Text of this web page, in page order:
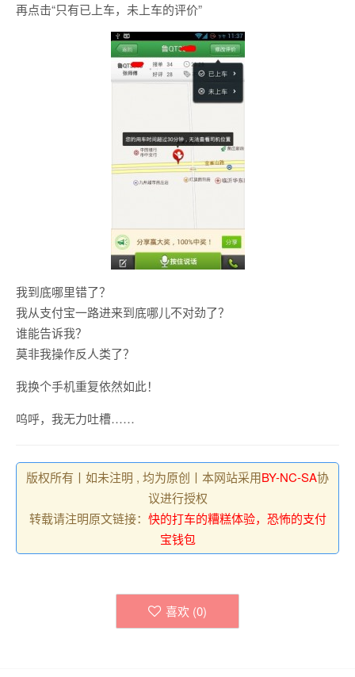
再点击“只有已上车，未上车的评价”
我到底哪里错了？
我从支付宝一路进来到底哪儿不对劲了？
谁能告诉我？
莫非我操作反人类了？
我换个手机重复依然如此！
呜呼，我无力吐槽……
版权所有丨如未注明 , 均为原创丨本网站采用BY-NC-SA协
议进行授权
转载请注明原文链接： 快的打车的糟糕体验，恐怖的支付
宝钱包
喜欢 (0)